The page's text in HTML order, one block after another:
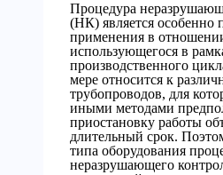
Процедура
(НК) является особенно
применения в
использующегося в
производственного
мере относится к
трубопроводов, для
иными методами
приостановку работы
длительный срок.
типа оборудования
неразрушающего